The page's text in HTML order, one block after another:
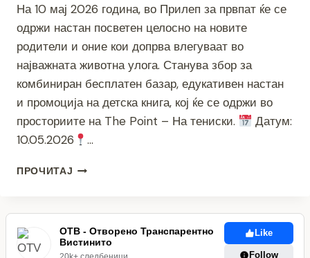
На 10 мај 2026 година, во Прилеп за првпат ќе се
одржи настан посветен целосно на новите
родители и оние кои допрва влегуваат во
најважната животна улога. Станува збор за
комбиниран бесплатен базар, едукативен настан
и промоција на детска книга, кој ќе се одржи во
просториите на The Point – На тениски.
Датум:
10.05.2026
…
ПРОЧИТАЈ ПОДДРШКА,
ПОДАРОЦИ
ЗА
НОВИ
РОДИТЕЛИ
ОТВ - Отворено Транспарентно
Вистинито
Like
Follow